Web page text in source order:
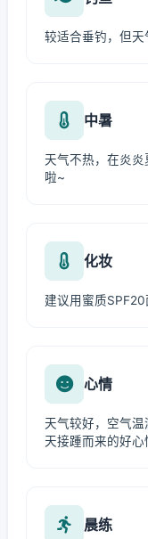
较适合垂钓，但天
中暑
天气不热，在炎
啦~
化妆
建议用蜜质SPF20
心情
天气较好，空气
天接踵而来的好心
晨练